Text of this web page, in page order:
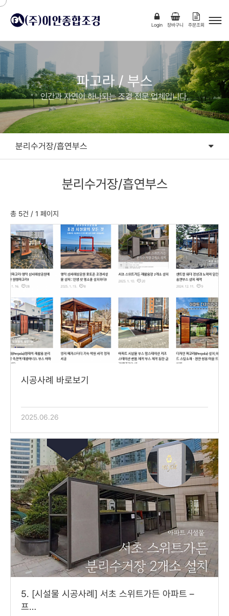
Login 장바구니 주문조회
파고라 / 부스
인간과 자연이 하나되는 조경 전문 업체입니다.
분리수거장/흡연부스
분리수거장/흡연부스
맘스테이션
아치게이트/문주
분리수거장/흡연부스
총 5건 / 1 페이지
시공사례 바로보기
2025.06.26
5. [시설물 시공사례] 서초 스위트가든 아파트 –
프…